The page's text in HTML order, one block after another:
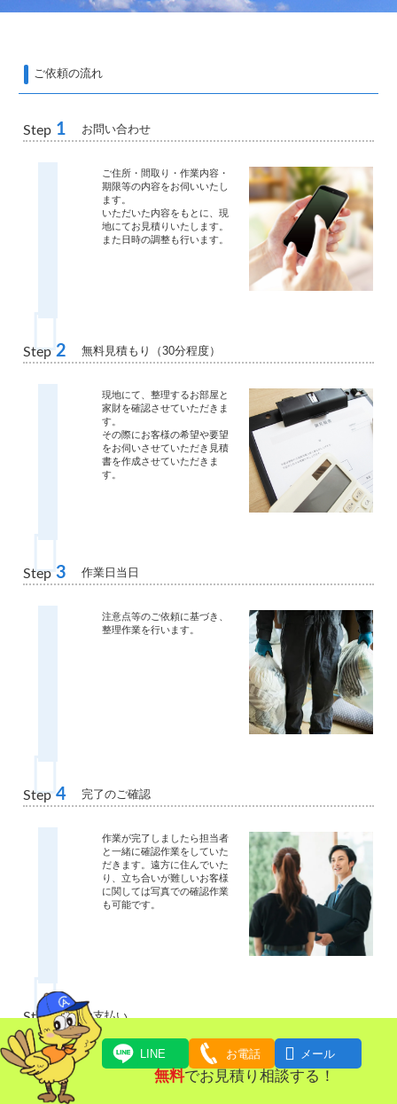
ご依頼の流れ
Step 1 お問い合わせ
ご住所・間取り・作業内容・
期限等の内容をお伺いいたし
ます。
いただいた内容をもとに、現
地にてお見積りいたします。
また日時の調整も行います。
Step 2 無料見積もり（30分程度）
現地にて、整理するお部屋と
家財を確認させていただきま
す。
その際にお客様の希望や要望
をお伺いさせていただき見積
書を作成させていただきま
す。
Step 3 作業日当日
注意点等のご依頼に基づき、
整理作業を行います。
Step 4 完了のご確認
作業が完了しましたら担当者
と一緒に確認作業をしていた
だきます。遠方に住んでいた
り、立ち合いが難しいお客様
に関しては写真での確認作業
も可能です。
Step 5 お支払い
ご請求金額をお支払いいただ
LINE お電話  メール
無料でお見積り相談する！